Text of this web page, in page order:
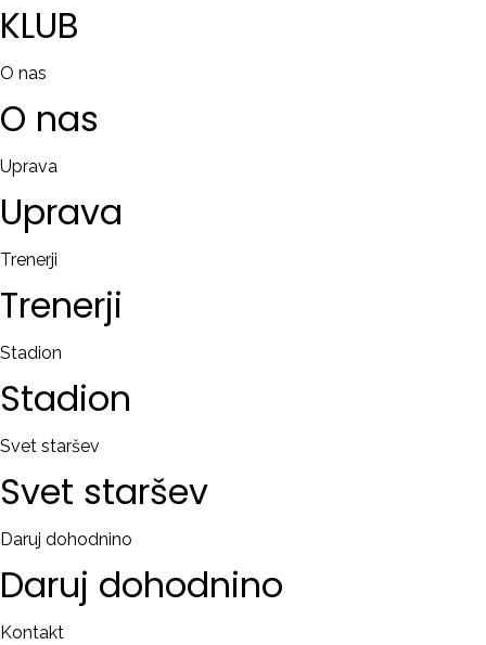
KLUB
O nas
O nas
Uprava
Uprava
Trenerji
Trenerji
Stadion
Stadion
Svet staršev
Svet staršev
Daruj dohodnino
Daruj dohodnino
Kontakt